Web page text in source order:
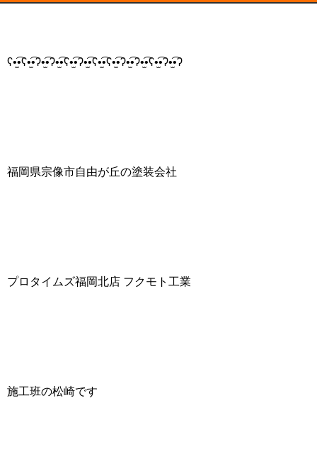
ʕ•̫͡•ʕ•̫͡•ʔ•̫͡•ʔ•̫͡•ʕ•̫͡•ʔ•̫͡•ʕ•̫͡•ʕ•̫͡•ʔ•̫͡•ʔ•̫͡•ʕ•̫͡•ʔ•̫͡•ʔ
福岡県宗像市自由が丘の塗装会社
プロタイムズ福岡北店 フクモト工業
施工班の松崎です